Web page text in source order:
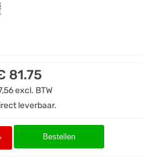
81.75
excl. BTW
leverbaar.
Bestellen